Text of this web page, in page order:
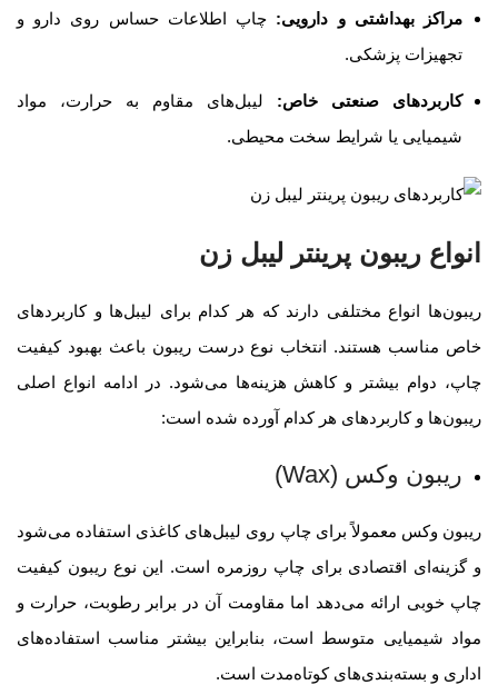
مراکز بهداشتی و دارویی: چاپ اطلاعات حساس روی دارو و
تجهیزات پزشکی.
کاربردهای صنعتی خاص:
لیبل‌های مقاوم به حرارت، مواد
شیمیایی یا شرایط سخت محیطی.
انواع ریبون پرینتر لیبل زن
ریبون‌ها انواع مختلفی دارند که هر کدام برای لیبل‌ها و کاربردهای
خاص مناسب هستند. انتخاب نوع درست ریبون باعث بهبود کیفیت
چاپ، دوام بیشتر و کاهش هزینه‌ها می‌شود. در ادامه انواع اصلی
ریبون‌ها و کاربردهای هر کدام آورده شده است:
ریبون وکس (Wax)
ریبون وکس معمولاً برای چاپ روی لیبل‌های کاغذی استفاده می‌شود
و گزینه‌ای اقتصادی برای چاپ روزمره است. این نوع ریبون کیفیت
چاپ خوبی ارائه می‌دهد اما مقاومت آن در برابر رطوبت، حرارت و
مواد شیمیایی متوسط است، بنابراین بیشتر مناسب استفاده‌های
اداری و بسته‌بندی‌های کوتاه‌مدت است.